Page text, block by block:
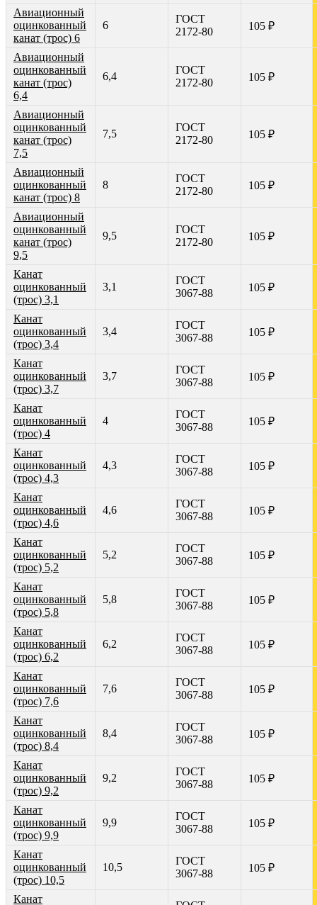
Авиационный
оцинкованный
канат (трос) 6
6
ГОСТ
2172-80
105 ₽
Авиационный
оцинкованный
канат (трос)
6,4
6,4
ГОСТ
2172-80
105 ₽
Авиационный
оцинкованный
канат (трос)
7,5
7,5
ГОСТ
2172-80
105 ₽
Авиационный
оцинкованный
канат (трос) 8
8
ГОСТ
2172-80
105 ₽
Авиационный
оцинкованный
канат (трос)
9,5
9,5
ГОСТ
2172-80
105 ₽
Канат
оцинкованный
(трос) 3,1
3,1
ГОСТ
3067-88
105 ₽
Канат
оцинкованный
(трос) 3,4
3,4
ГОСТ
3067-88
105 ₽
Канат
оцинкованный
(трос) 3,7
3,7
ГОСТ
3067-88
105 ₽
Канат
оцинкованный
(трос) 4
4
ГОСТ
3067-88
105 ₽
Канат
оцинкованный
(трос) 4,3
4,3
ГОСТ
3067-88
105 ₽
Канат
оцинкованный
(трос) 4,6
4,6
ГОСТ
3067-88
105 ₽
Канат
оцинкованный
(трос) 5,2
5,2
ГОСТ
3067-88
105 ₽
Канат
оцинкованный
(трос) 5,8
5,8
ГОСТ
3067-88
105 ₽
Канат
оцинкованный
(трос) 6,2
6,2
ГОСТ
3067-88
105 ₽
Канат
оцинкованный
(трос) 7,6
7,6
ГОСТ
3067-88
105 ₽
Канат
оцинкованный
(трос) 8,4
8,4
ГОСТ
3067-88
105 ₽
Канат
оцинкованный
(трос) 9,2
9,2
ГОСТ
3067-88
105 ₽
Канат
оцинкованный
(трос) 9,9
9,9
ГОСТ
3067-88
105 ₽
Канат
оцинкованный
(трос) 10,5
10,5
ГОСТ
3067-88
105 ₽
Канат